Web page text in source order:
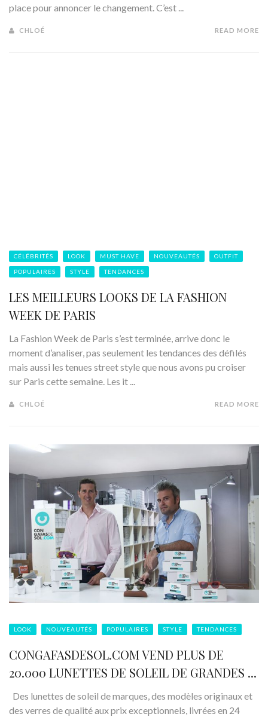
place pour annoncer le changement. C’est ...
CHLOÉ READ MORE
CÉLÉBRITÉS LOOK MUST HAVE NOUVEAUTÉS OUTFIT
POPULAIRES STYLE TENDANCES
LES MEILLEURS LOOKS DE LA FASHION
WEEK DE PARIS
La Fashion Week de Paris s’est terminée, arrive donc le
moment d’analiser, pas seulement les tendances des défilés
mais aussi les tenues street style que nous avons pu croiser
sur Paris cette semaine. Les it ...
CHLOÉ READ MORE
LOOK NOUVEAUTÉS POPULAIRES STYLE TENDANCES
CONGAFASDESOL.COM VEND PLUS DE
20.000 LUNETTES DE SOLEIL DE GRANDES ...
Des lunettes de soleil de marques, des modèles originaux et
des verres de qualité aux prix exceptionnels, livrées en 24